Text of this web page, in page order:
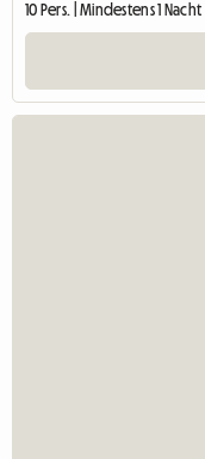
10 Pers. | Mindestens 1 Nacht